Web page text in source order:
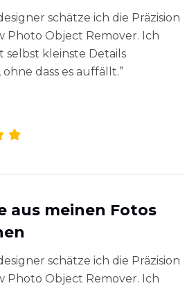
schätze ich die Präzision
Photo Object Remover. Ich
selbst kleinste Details
dass es auffällt.”
aus meinen Fotos
schätze ich die Präzision
Photo Object Remover. Ich